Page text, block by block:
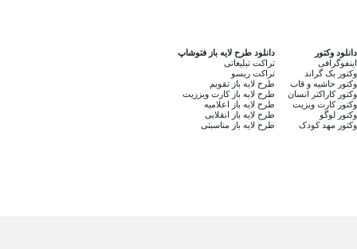
دانلود وکتور
اینفوگرافی
وکتور بک گراند
وکتور حاشیه و قاب
وکتور کاراکتر انسان
وکتور کارت ویزیت
وکتور لوگو
وکتور مهد کودک
دانلود طرح لایه باز فتوشاپ
تراکت تبلیغاتی
تراکت ریسو
طرح لایه باز تقویم
طرح لایه باز کارت ویززیت
طرح لایه باز اعلامیه
طرح لایه باز انقلابی
طرح لایه باز مناسبتی